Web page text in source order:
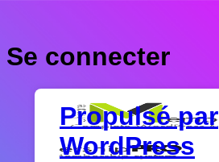
Se connecter
Propulsé par
WordPress